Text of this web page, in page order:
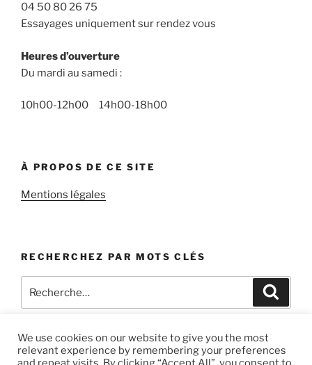
04 50 80 26 75
Essayages uniquement sur rendez vous
Heures d’ouverture
Du mardi au samedi :
10h00-12h00 14h00-18h00
À PROPOS DE CE SITE
Mentions légales
RECHERCHEZ PAR MOTS CLÉS
pour
We use cookies on our website to give you the most
relevant experience by remembering your preferences